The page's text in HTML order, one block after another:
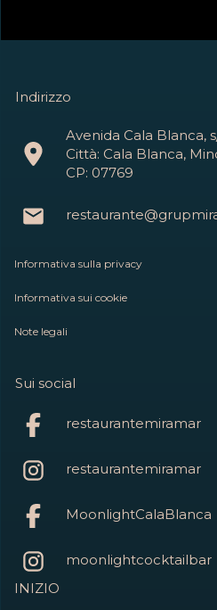
Indirizzo
Avenida Cala Blanca,
Città: Cala Blanca,
CP: 07769
Informativa sulla privacy
Informativa sui cookie
Note legali
Sui social
restaurantemiramar
restaurantemiramar
MoonlightCalaBlanca
moonlightcocktailbar
INIZIO